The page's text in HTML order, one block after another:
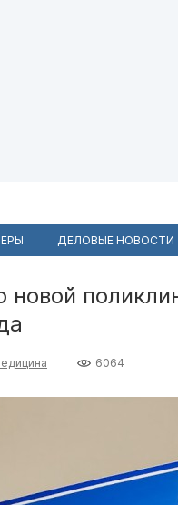
ДЕЛОВЫЕ НОВОСТИ
новой
6064